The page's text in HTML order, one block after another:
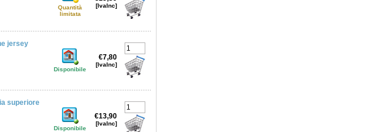
Quantità
limitata
[IvaInc]
jersey
Disponibile
€7,80
[IvaInc]
superiore
Disponibile
€13,90
[IvaInc]